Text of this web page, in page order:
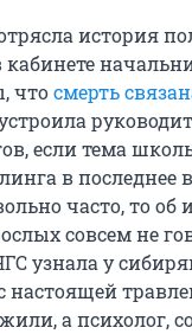
история
кабинете
чтосмерть
если тема
в последнее
часто, то об
совсем не
узнала у
а психолог,